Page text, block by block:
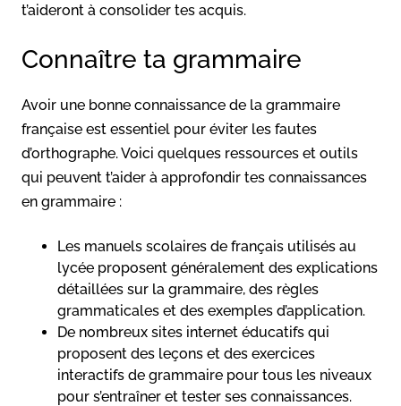
t’aideront à consolider tes acquis.
Connaître ta grammaire
Avoir une bonne connaissance de la grammaire
française est essentiel pour éviter les fautes
d’orthographe. Voici quelques ressources et outils
qui peuvent t’aider à approfondir tes connaissances
en grammaire :
Les manuels scolaires de français utilisés au
lycée proposent généralement des explications
détaillées sur la grammaire, des règles
grammaticales et des exemples d’application.
De nombreux sites internet éducatifs qui
proposent des leçons et des exercices
interactifs de grammaire pour tous les niveaux
pour s’entraîner et tester ses connaissances.